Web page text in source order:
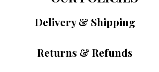
Delivery & Shipping
Returns & Refunds